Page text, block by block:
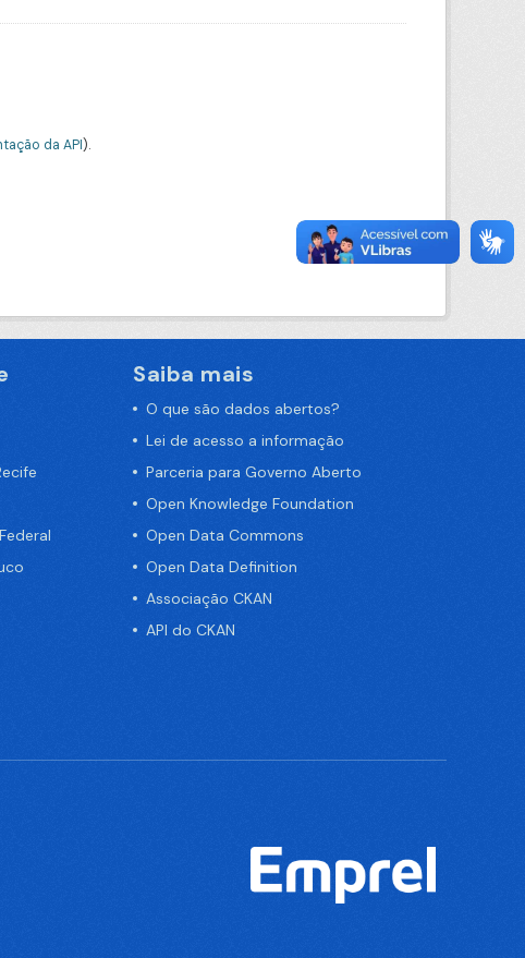
da API).
Saiba mais
O que são dados abertos?
Lei de acesso a informação
Parceria para Governo Aberto
Open Knowledge Foundation
Open Data Commons
Open Data Definition
Associação CKAN
API do CKAN